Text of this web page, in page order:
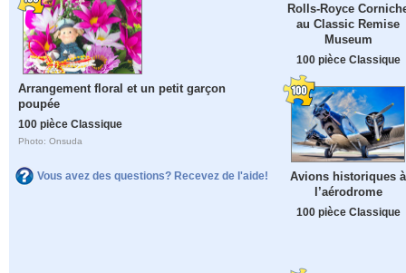
Arrangement floral et un petit garçon
poupée
100 pièce Classique
Photo: Onsuda
Vous avez des questions? Recevez de l'aide!
Rolls-Royce
au Classic Remise
Museum
100 pièce Classique
Avions historiques à
l’aérodrome
100 pièce Classique